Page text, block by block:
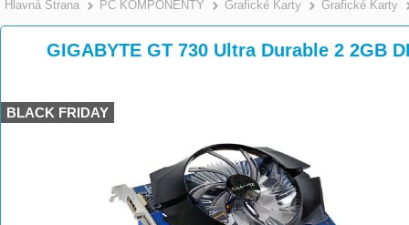
Hlavná Strana >
PC KOMPONENTY >
Grafické Karty Grafické Karty
GIGABYTE GT 730 Ultra Durable 2 2GB
BLACK FRIDAY